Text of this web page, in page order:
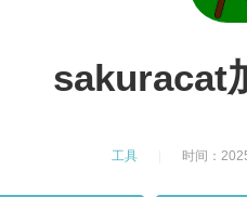
sakuracat
工具 时间：